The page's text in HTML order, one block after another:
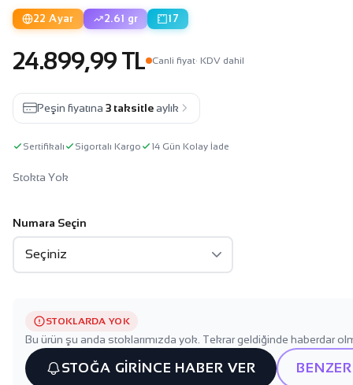
22 Ayar 2.61 gr 17
24.899,99 TL Canli fiyat· KDV dahil
Peşin fiyatına 3 taksitle aylık
Sertifikalı Sigortalı Kargo 14 Gün Kolay İade
Stokta Yok
Numara Seçin
STOKLARDA YOK
Bu ürün şu anda stoklarımızda yok. Tekrar geldiğinde haberdar
STOĞA GİRİNCE HABER VER